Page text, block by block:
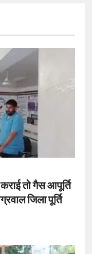
तो गैस आपूर्ति
जिला पूर्ति